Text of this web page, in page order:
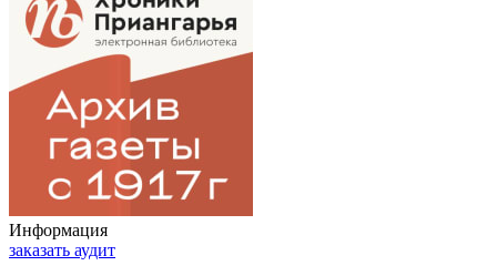
Информация
заказать аудит